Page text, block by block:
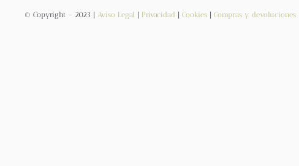
© Copyright – 2023 | Aviso Legal Privacidad Cookies| Compras y devoluciones|